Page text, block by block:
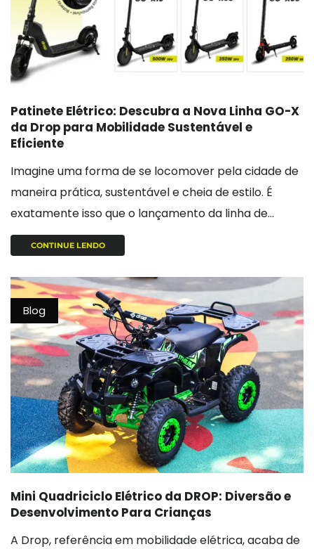
Patinete Elétrico: Descubra a Nova Linha GO-X
da Drop para Mobilidade Sustentável e
Eficiente
Imagine uma forma de se locomover pela cidade de
maneira prática, sustentável e cheia de estilo. É
exatamente isso que o lançamento da linha de...
CONTINUE LENDO
Blog
Mini Quadriciclo Elétrico da DROP: Diversão e
Desenvolvimento Para Crianças
A Drop, referência em mobilidade elétrica, acaba de